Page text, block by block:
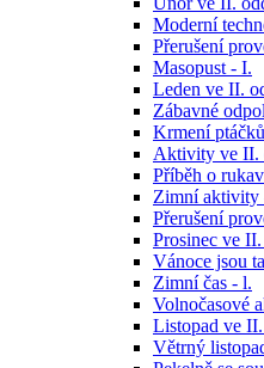
Moderní
Přerušení
Masopust - I.
Leden ve II.
Zábavné
Krmení
Aktivity ve II.
Příběh o
Zimní aktivity
Přerušení
Prosinec ve
Vánoce jsou
Zimní čas - l.
Volnočasové
Listopad ve
Větrný